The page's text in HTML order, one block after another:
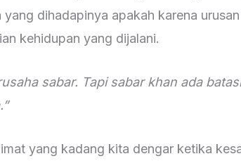
dihadapinya apakah karena
kehidupan yang dijalani.
sabar. Tapi sabar khan ada
yang kadang kita dengar ketika